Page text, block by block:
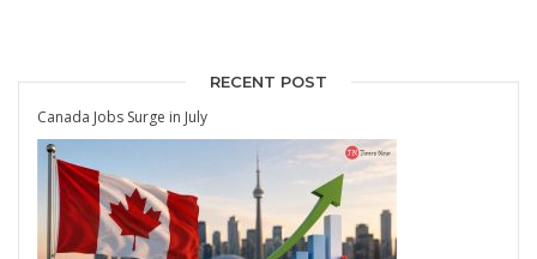
RECENT POST
Canada Jobs Surge in July